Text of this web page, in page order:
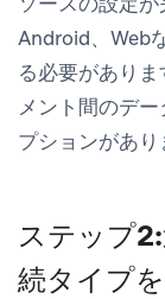
Android、Web
る必要があり
メント間のデ
プションがあり
ステップ
続タイプ